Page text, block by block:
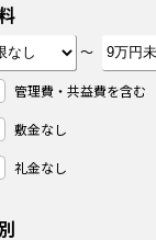
～
管理費・共益費を含む
敷金なし
礼金なし